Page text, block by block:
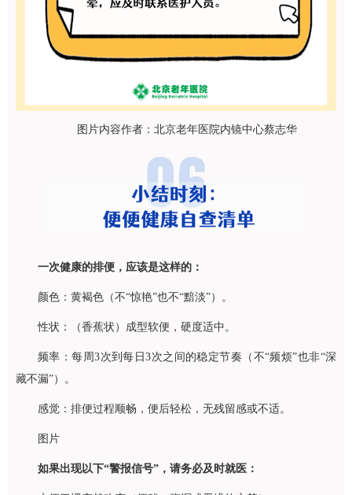
图片内容作者：北京老年医院内镜中心蔡志华
一次健康的排便，应该是这样的：
颜色：黄褐色（不“惊艳”也不“黯淡”）。
性状：（香蕉状）成型软便，硬度适中。
频率：每周3次到每日3次之间的稳定节奏（不“频烦”也非“深
藏不漏”）。
感觉：排便过程顺畅，便后轻松，无残留感或不适。
图片
如果出现以下“警报信号”，请务必及时就医：